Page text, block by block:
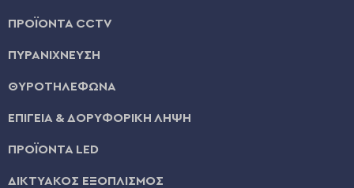
ΠΡΟΪΟΝΤΑ CCTV
ΠΥΡΑΝΙΧΝΕΥΣΗ
ΘΥΡΟΤΗΛΕΦΩΝΑ
ΕΠΙΓΕΙΑ & ΔΟΡΥΦΟΡΙΚΗ ΛΗΨΗ
ΠΡΟΪΟΝΤΑ LED
ΔΙΚΤΥΑΚΟΣ ΕΞΟΠΛΙΣΜΟΣ